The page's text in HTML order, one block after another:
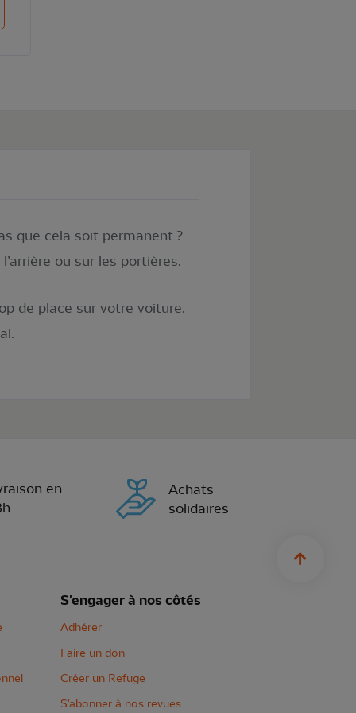
que cela soit permanent ?
ou sur les portières.
de place sur votre voiture.
en
Achats
solidaires
S'engager à nos côtés
Adhérer
Faire un don
Créer un Refuge
S'abonner à nos revues